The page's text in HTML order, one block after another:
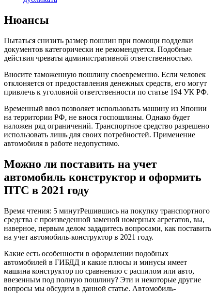
Нюансы
Пытаться снизить размер пошлин при помощи подделки
документов категорически не рекомендуется. Подобные
действия чреваты административной ответственностью.
Вносите таможенную пошлину своевременно. Если человек
отклоняется от предоставления денежных средств, его могут
привлечь к уголовной ответственности по статье 194 УК РФ.
Временный ввоз позволяет использовать машину из Японии
на территории РФ, не внося госпошлины. Однако будет
наложен ряд ограничений. Транспортное средство разрешено
использовать лишь для своих потребностей. Применение
автомобиля в работе недопустимо.
Можно ли поставить на учет
автомобиль конструктор и оформить
ПТС в 2021 году
Время чтения: 5 минутРешившись на покупку транспортного
средства с произведенной заменой номерных агрегатов, вы,
наверное, первым делом зададитесь вопросами, как поставить
на учет автомобиль-конструктор в 2021 году.
Какие есть особенности в оформлении подобных
автомобилей в ГИБДД и какие плюсы и минусы имеет
машина конструктор по сравнению с распилом или авто,
ввезенным под полную пошлину? Эти и некоторые другие
вопросы мы обсудим в данной статье. Автомобиль-